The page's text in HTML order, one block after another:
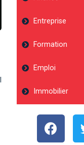
Entreprise
Formation
Emploi
Immobilier